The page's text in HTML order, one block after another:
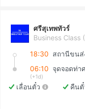
ศรีสุเทพทัวร์
Business Class
18:30
06:10 จุดจอดท่า
(+1d)
เลื่อนตั๋ว คืนตั๋